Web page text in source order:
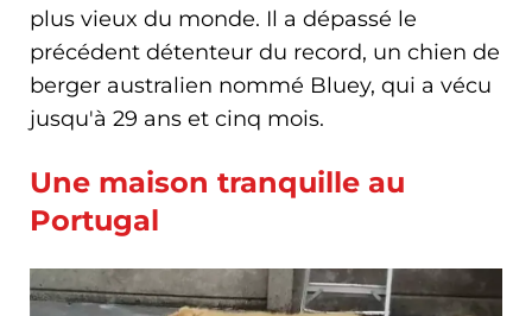
plus vieux du monde. Il a dépassé le
précédent détenteur du record, un chien de
berger australien nommé Bluey, qui a vécu
jusqu'à 29 ans et cinq mois.
Une maison tranquille au
Portugal